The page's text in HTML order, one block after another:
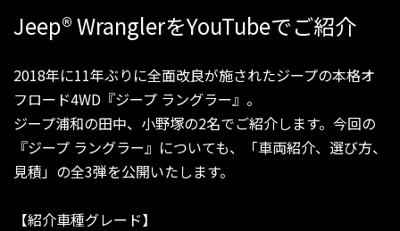
Jeep®WranglerをYouTubeでご紹介
2018年に11年ぶりに全面改良が施されたジープの本格オ
フロード4WD『ジープ ラングラー』。
ジープ浦和の田中、小野塚の2名でご紹介します。今回の
『ジープ ラングラー』についても、「車両紹介、選び方、
見積」の全3弾を公開いたします。
【紹介車種グレード】